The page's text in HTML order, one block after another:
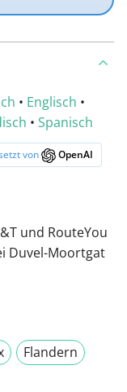
• Englisch •
• Spanisch
von OpenAI
und RouteYou
Duvel-Moortgat
Flandern